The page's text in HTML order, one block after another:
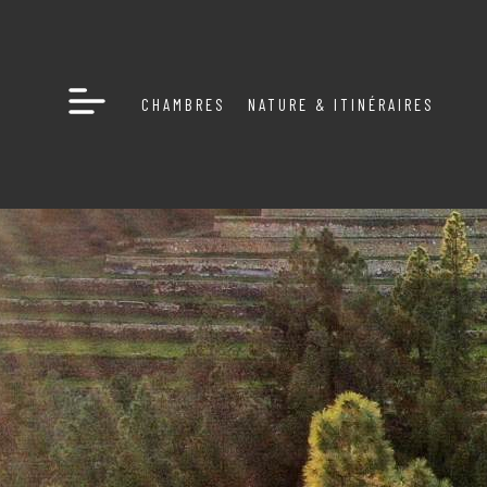
CHAMBRES NATURE & ITINÉRAIRES